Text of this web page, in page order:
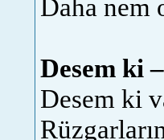
Daha nem
Desem ki
Desem ki